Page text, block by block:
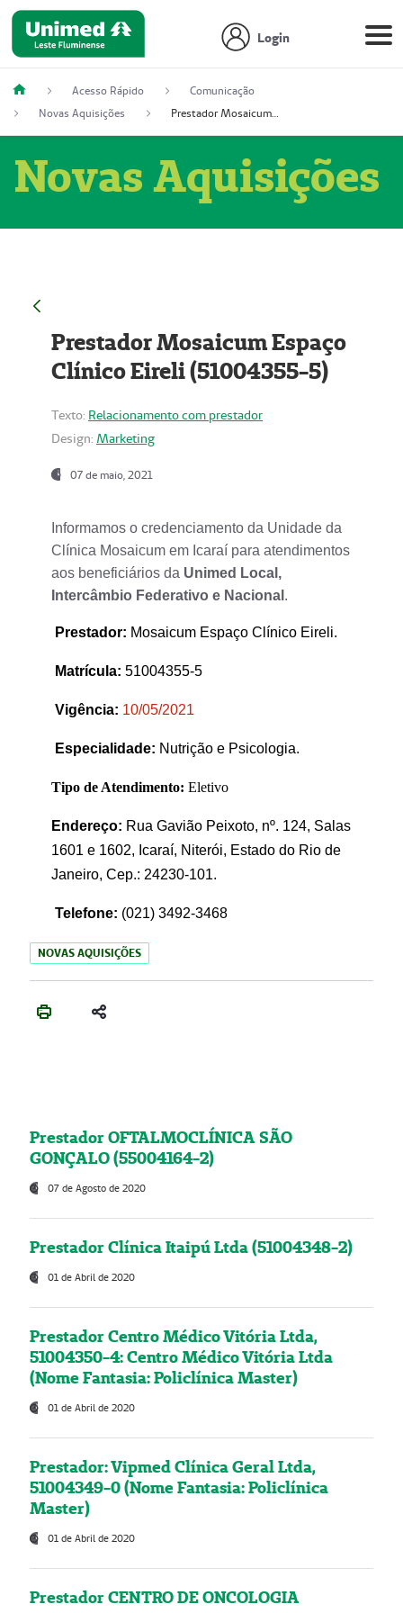
Login
Acesso Rápido
Comunicação
Novas Aquisições
Prestador Mosaicum Espaço Clínico Eireli (51004355-5)
Novas Aquisições
Prestador Mosaicum Espaço
Clínico Eireli (51004355-5)
Texto: Relacionamento com prestador
Design: Marketing
07 de maio, 2021
Informamos o credenciamento da Unidade da
Clínica Mosaicum em Icaraí para atendimentos
aos beneficiários da Unimed Local,
Intercâmbio Federativo e Nacional .
Prestador: Mosaicum Espaço Clínico Eireli.
Matrícula: 51004355-5
Vigência: 10/05/2021
Especialidade: Nutrição e Psicologia.
Tipo de Atendimento: Eletivo
Endereço: Rua Gavião Peixoto, nº. 124, Salas
1601 e 1602, Icaraí, Niterói, Estado do Rio de
Janeiro, Cep.: 24230-101.
Telefone: (021) 3492-3468
NOVAS AQUISIÇÕES
Prestador OFTALMOCLÍNICA SÃO
GONÇALO (55004164-2)
07 de Agosto de 2020
Prestador Clínica Itaipú Ltda (51004348-2)
01 de Abril de 2020
Prestador Centro Médico Vitória Ltda,
51004350-4: Centro Médico Vitória Ltda
(Nome Fantasia: Policlínica Master)
01 de Abril de 2020
Prestador: Vipmed Clínica Geral Ltda,
51004349-0 (Nome Fantasia: Policlínica
Master)
01 de Abril de 2020
Prestador CENTRO DE ONCOLOGIA